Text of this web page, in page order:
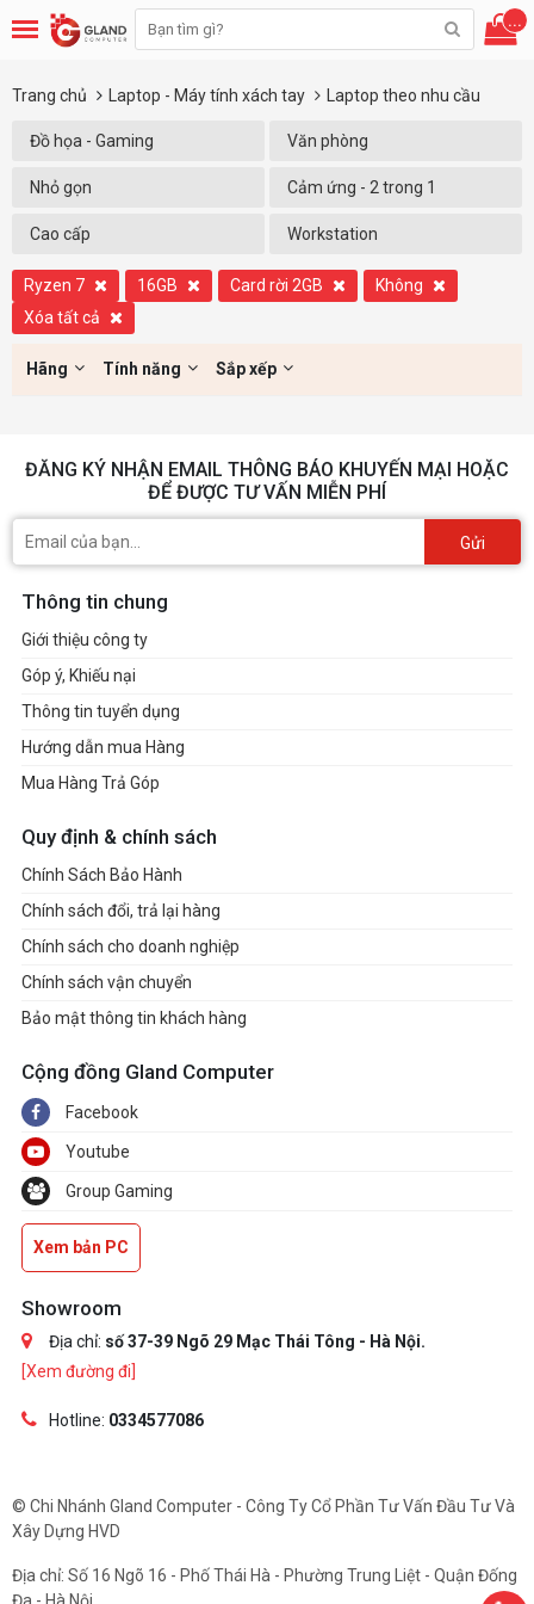
...
Trang chủ Laptop - Máy tính xách tay Laptop theo nhu cầu
Đồ họa - Gaming Văn phòng
Nhỏ gọn Cảm ứng - 2 trong 1
Cao cấp Workstation
Ryzen 7 16GB Card rời 2GB
Không
Xóa tất cả
Hãng Tính năng Sắp xếp
ĐĂNG KÝ NHẬN EMAIL THÔNG BÁO KHUYẾN MẠI HOẶC
ĐỂ ĐƯỢC TƯ VẤN MIỄN PHÍ
Gửi
Thông tin chung
Giới thiệu công ty
Góp ý, Khiếu nại
Thông tin tuyển dụng
Hướng dẫn mua Hàng
Mua Hàng Trả Góp
Quy định & chính sách
Chính Sách Bảo Hành
Chính sách đổi, trả lại hàng
Chính sách cho doanh nghiệp
Chính sách vận chuyển
Bảo mật thông tin khách hàng
Cộng đồng Gland Computer
Facebook
Youtube
Group Gaming
Xem bản PC
Showroom
Địa chỉ: số 37-39 Ngõ 29 Mạc Thái Tông - Hà Nội.
[Xem đường đi]
Hotline: 0334577086
© Chi Nhánh Gland Computer - Công Ty Cổ Phần Tư Vấn Đầu Tư Và
Xây Dựng HVD
Địa chỉ: Số 16 Ngõ 16 - Phố Thái Hà - Phường Trung Liệt - Quận Đống